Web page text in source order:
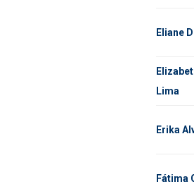
Eliane
Lima
Erika
Fátima